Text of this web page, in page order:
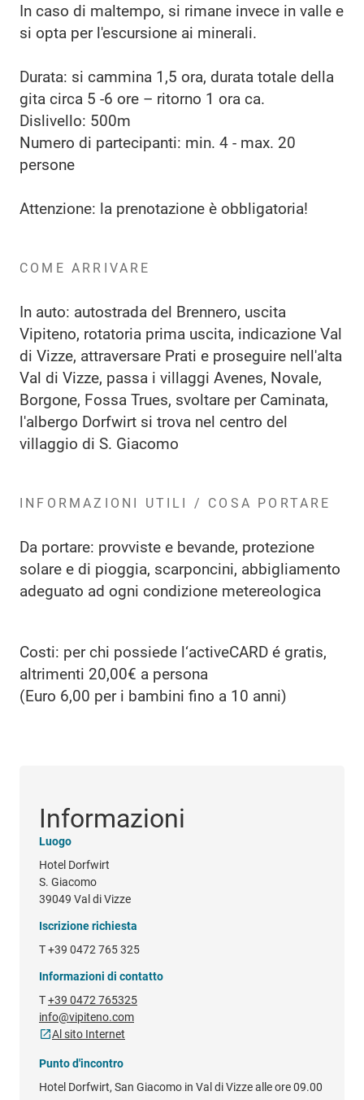
In caso di maltempo, si rimane invece in valle e
si opta per l'escursione ai minerali.
Durata: si cammina 1,5 ora, durata totale della
gita circa 5 -6 ore – ritorno 1 ora ca.
Dislivello: 500m
Numero di partecipanti: min. 4 - max. 20
persone
Attenzione: la prenotazione è obbligatoria!
COME ARRIVARE
In auto: autostrada del Brennero, uscita
Vipiteno, rotatoria prima uscita, indicazione Val
di Vizze, attraversare Prati e proseguire nell'alta
Val di Vizze, passa i villaggi Avenes, Novale,
Borgone, Fossa Trues, svoltare per Caminata,
l'albergo Dorfwirt si trova nel centro del
villaggio di S. Giacomo
INFORMAZIONI UTILI / COSA PORTARE
Da portare: provviste e bevande, protezione
solare e di pioggia, scarponcini, abbigliamento
adeguato ad ogni condizione metereologica
Costi: per chi possiede l‘activeCARD é gratis,
altrimenti 20,00€ a persona
(Euro 6,00 per i bambini fino a 10 anni)
Informazioni
Luogo
Hotel Dorfwirt
S. Giacomo
39049 Val di Vizze
Iscrizione richiesta
T +39 0472 765 325
Informazioni di contatto
T+39 0472 765325
info@vipiteno.com
Al sito Internet
Punto d'incontro
Hotel Dorfwirt, San Giacomo in Val di Vizze alle ore 09.00